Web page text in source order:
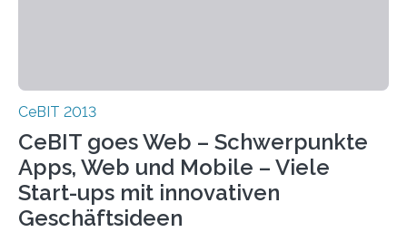
CeBIT 2013
CeBIT goes Web – Schwerpunkte
Apps, Web und Mobile – Viele
Start-ups mit innovativen
Geschäftsideen